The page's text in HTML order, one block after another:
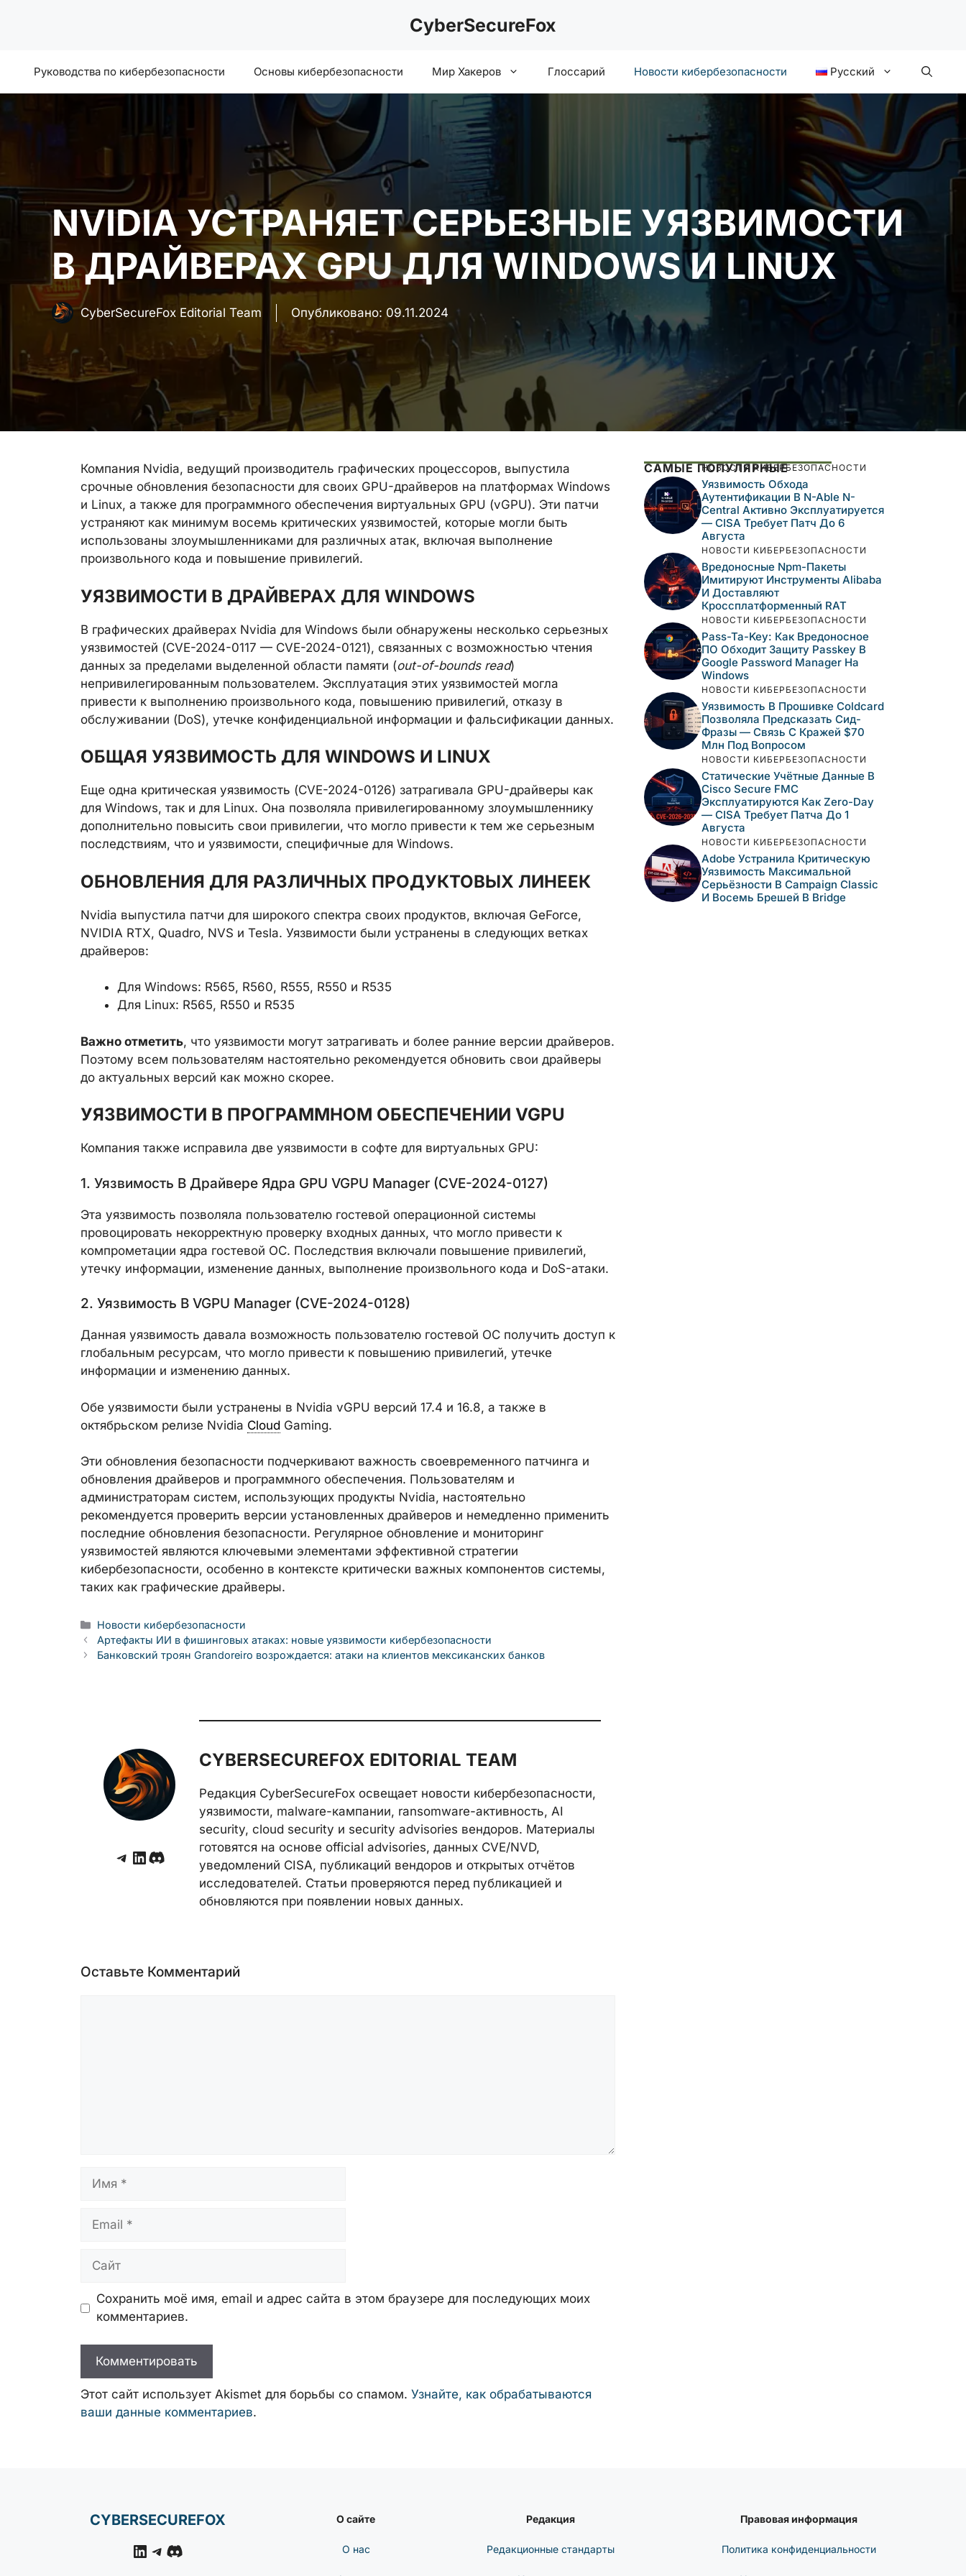
CyberSecureFox
Руководства по кибербезопасности Основы кибербезопасности Мир Хакеров Глоссарий Новости кибербезопасности Русский
NVIDIA УСТРАНЯЕТ СЕРЬЕЗНЫЕ УЯЗВИМОСТИ
В ДРАЙВЕРАХ GPU ДЛЯ WINDOWS И LINUX
CyberSecureFox Editorial Team Опубликовано: 09.11.2024
Компания Nvidia, ведущий производитель графических процессоров, выпустила
срочные обновления безопасности для своих GPU-драйверов на платформах Windows
и Linux, а также для программного обеспечения виртуальных GPU (vGPU). Эти патчи
устраняют как минимум восемь критических уязвимостей, которые могли быть
использованы злоумышленниками для различных атак, включая выполнение
произвольного кода и повышение привилегий.
УЯЗВИМОСТИ В ДРАЙВЕРАХ ДЛЯ WINDOWS
В графических драйверах Nvidia для Windows были обнаружены несколько серьезных
уязвимостей (CVE-2024-0117 — CVE-2024-0121), связанных с возможностью чтения
данных за пределами выделенной области памяти (out-of-bounds read)
непривилегированным пользователем. Эксплуатация этих уязвимостей могла
привести к выполнению произвольного кода, повышению привилегий, отказу в
обслуживании (DoS), утечке конфиденциальной информации и фальсификации данных.
ОБЩАЯ УЯЗВИМОСТЬ ДЛЯ WINDOWS И LINUX
Еще одна критическая уязвимость (CVE-2024-0126) затрагивала GPU-драйверы как
для Windows, так и для Linux. Она позволяла привилегированному злоумышленнику
дополнительно повысить свои привилегии, что могло привести к тем же серьезным
последствиям, что и уязвимости, специфичные для Windows.
ОБНОВЛЕНИЯ ДЛЯ РАЗЛИЧНЫХ ПРОДУКТОВЫХ ЛИНЕЕК
Nvidia выпустила патчи для широкого спектра своих продуктов, включая GeForce,
NVIDIA RTX, Quadro, NVS и Tesla. Уязвимости были устранены в следующих ветках
драйверов:
Для Windows: R565, R560, R555, R550 и R535
Для Linux: R565, R550 и R535
Важно отметить, что уязвимости могут затрагивать и более ранние версии драйверов.
Поэтому всем пользователям настоятельно рекомендуется обновить свои драйверы
до актуальных версий как можно скорее.
УЯЗВИМОСТИ В ПРОГРАММНОМ ОБЕСПЕЧЕНИИ VGPU
Компания также исправила две уязвимости в софте для виртуальных GPU:
1. Уязвимость В Драйвере Ядра GPU VGPU Manager (CVE-2024-0127)
Эта уязвимость позволяла пользователю гостевой операционной системы
провоцировать некорректную проверку входных данных, что могло привести к
компрометации ядра гостевой ОС. Последствия включали повышение привилегий,
утечку информации, изменение данных, выполнение произвольного кода и DoS-атаки.
2. Уязвимость В VGPU Manager (CVE-2024-0128)
Данная уязвимость давала возможность пользователю гостевой ОС получить доступ к
глобальным ресурсам, что могло привести к повышению привилегий, утечке
информации и изменению данных.
Обе уязвимости были устранены в Nvidia vGPU версий 17.4 и 16.8, а также в
октябрьском релизе Nvidia Cloud Gaming.
Эти обновления безопасности подчеркивают важность своевременного патчинга и
обновления драйверов и программного обеспечения. Пользователям и
администраторам систем, использующих продукты Nvidia, настоятельно
рекомендуется проверить версии установленных драйверов и немедленно применить
последние обновления безопасности. Регулярное обновление и мониторинг
уязвимостей являются ключевыми элементами эффективной стратегии
кибербезопасности, особенно в контексте критически важных компонентов системы,
таких как графические драйверы.
Рубрики
Новости кибербезопасности
Артефакты ИИ в фишинговых атаках: новые уязвимости кибербезопасности
Банковский троян Grandoreiro возрождается: атаки на клиентов мексиканских банков
Telegram
LinkedIn
Discord
CYBERSECUREFOX EDITORIAL TEAM
Редакция CyberSecureFox освещает новости кибербезопасности,
уязвимости, malware-кампании, ransomware-активность, AI
security, cloud security и security advisories вендоров. Материалы
готовятся на основе official advisories, данных CVE/NVD,
уведомлений CISA, публикаций вендоров и открытых отчётов
исследователей. Статьи проверяются перед публикацией и
обновляются при появлении новых данных.
Оставьте Комментарий
Имя
Email
Сайт
Сохранить моё имя, email и адрес сайта в этом браузере для последующих моих
комментариев.
Этот сайт использует Akismet для борьбы со спамом. Узнайте, как обрабатываются
ваши данные комментариев.
САМЫЕ ПОПУЛЯРНЫЕ
НОВОСТИ КИБЕРБЕЗОПАСНОСТИ
Уязвимость Обхода
Аутентификации В N-Able N-
Central Активно Эксплуатируется
— CISA Требует Патч До 6
Августа
НОВОСТИ КИБЕРБЕЗОПАСНОСТИ
Вредоносные Npm-Пакеты
Имитируют Инструменты Alibaba
И Доставляют
Кроссплатформенный RAT
НОВОСТИ КИБЕРБЕЗОПАСНОСТИ
Pass-Ta-Key: Как Вредоносное
ПО Обходит Защиту Passkey В
Google Password Manager На
Windows
НОВОСТИ КИБЕРБЕЗОПАСНОСТИ
Уязвимость В Прошивке Coldcard
Позволяла Предсказать Сид-
Фразы — Связь С Кражей $70
Млн Под Вопросом
НОВОСТИ КИБЕРБЕЗОПАСНОСТИ
Статические Учётные Данные В
Cisco Secure FMC
Эксплуатируются Как Zero-Day
— CISA Требует Патча До 1
Августа
НОВОСТИ КИБЕРБЕЗОПАСНОСТИ
Adobe Устранила Критическую
Уязвимость Максимальной
Серьёзности В Campaign Classic
И Восемь Брешей В Bridge
CYBERSECUREFOX
LinkedIn
Telegram
Discord
О сайте
О нас
Редакция
Редакционные стандарты
Правовая информация
Политика конфиденциальности